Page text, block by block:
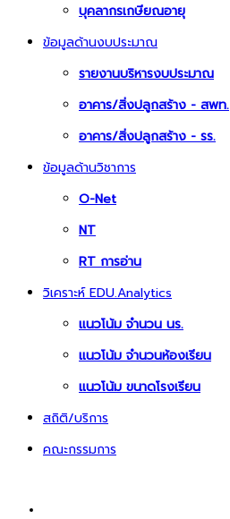
บุคลากรเกษียณอายุ
ข้อมูลด้านงบประมาณ
รายงานบริหารงบประมาณ
อาคาร/สิ่งปลูกสร้าง - สพท.
อาคาร/สิ่งปลูกสร้าง - รร.
ข้อมูลด้านวิชาการ
O-Net
NT
RT การอ่าน
วิเคราะห์ EDU.Analytics
แนวโน้ม จำนวน นร.
แนวโน้ม จำนวนห้องเรียน
แนวโน้ม ขนาดโรงเรียน
สถิติ/บริการ
คณะกรรมการ